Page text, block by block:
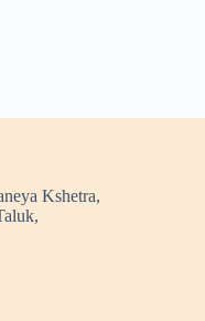
Kshetra,